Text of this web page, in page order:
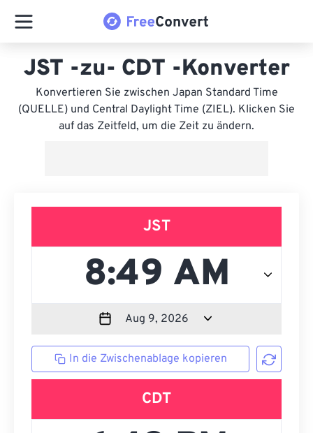
JST -zu- CDT -Konverter
Konvertieren Sie zwischen Japan Standard Time
(QUELLE) und Central Daylight Time (ZIEL). Klicken Sie
auf das Zeitfeld, um die Zeit zu ändern.
JST
In die Zwischenablage kopieren
CDT